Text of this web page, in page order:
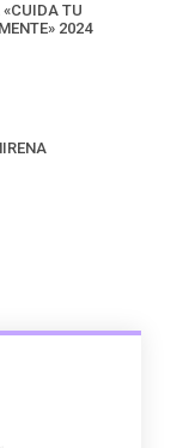
«CUIDA TU
2024